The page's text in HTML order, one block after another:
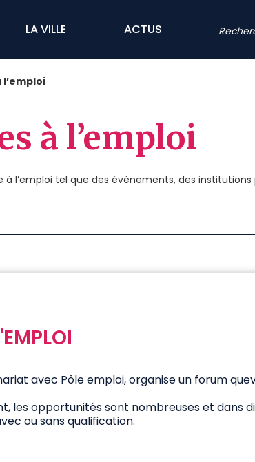
LA VILLE ACTUS
l’emploi
à l’emploi
à l’emploi tel que des évènements, des
avec Pôle emploi, organise un forum
les opportunités sont nombreuses et dans
ou sans qualification.